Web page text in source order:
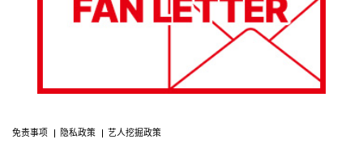
免责事项 隐私政策 艺人挖掘政策